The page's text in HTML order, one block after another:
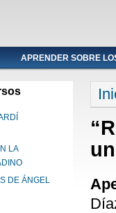
APRENDER SOBRE
LA
DE ÁNGEL